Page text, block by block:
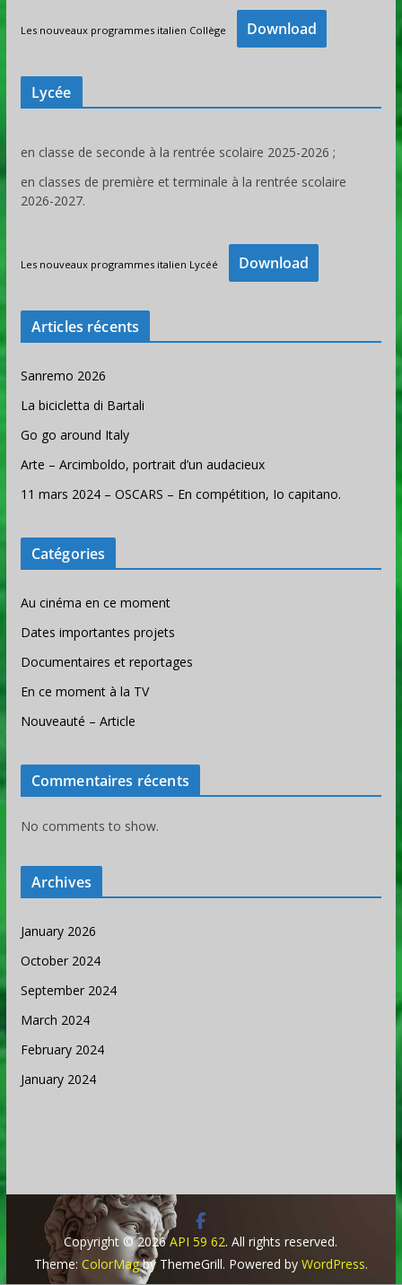
Les nouveaux programmes italien Collège Download
Lycée
en classe de seconde à la rentrée scolaire 2025-2026 ;
en classes de première et terminale à la rentrée scolaire
2026-2027.
Les nouveaux programmes italien Lycéé Download
Articles récents
Sanremo 2026
La bicicletta di Bartali
Go go around Italy
Arte – Arcimboldo, portrait d’un audacieux
11 mars 2024 – OSCARS – En compétition, Io capitano.
Catégories
Au cinéma en ce moment
Dates importantes projets
Documentaires et reportages
En ce moment à la TV
Nouveauté – Article
Commentaires récents
No comments to show.
Archives
January 2026
October 2024
September 2024
March 2024
February 2024
January 2024
Copyright © 2026API 59 62. All rights reserved.
Theme: ColorMagby ThemeGrill. Powered by WordPress.